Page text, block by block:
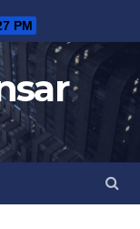
PM